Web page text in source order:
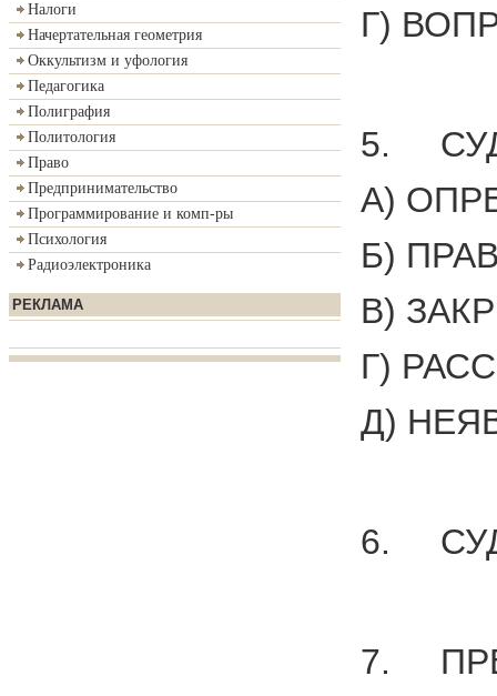
Налоги
Начертательная геометрия
Оккультизм и уфология
Педагогика
Полиграфия
Политология
Право
Предпринимательство
Программирование и комп-ры
Психология
Радиоэлектроника
РЕКЛАМА
Г)
5.
А)
Б)
В)
Г)
Д)
6.
7.